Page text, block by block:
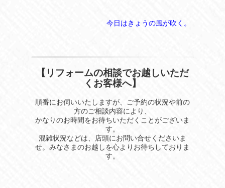
今日はきょうの風が吹く。
【リフォームの相談でお越しいただ
くお客様へ】
順番にお伺いいたしますが、ご予約の状況や前の
方のご相談内容により、
かなりのお時間をお待ちいただくことがございま
す。
混雑状況などは、店頭にお問い合せくださいま
せ。みなさまのお越しを心よりお待ちしておりま
す。